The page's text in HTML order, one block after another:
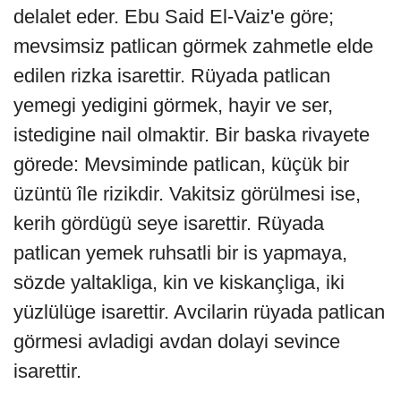
delalet eder. Ebu Said El-Vaiz'e göre;
mevsimsiz patlican görmek zahmetle elde
edilen rizka isarettir. Rüyada patlican
yemegi yedigini görmek, hayir ve ser,
istedigine nail olmaktir. Bir baska rivayete
görede: Mevsiminde patlican, küçük bir
üzüntü île rizikdir. Vakitsiz görülmesi ise,
kerih gördügü seye isarettir. Rüyada
patlican yemek ruhsatli bir is yapmaya,
sözde yaltakliga, kin ve kiskançliga, iki
yüzlülüge isarettir. Avcilarin rüyada patlican
görmesi avladigi avdan dolayi sevince
isarettir.